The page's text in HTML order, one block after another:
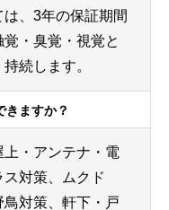
、3年の保証期間
・臭覚・視覚と
続します。
きますか？
・アンテナ・電
対策、ムクド
対策、軒下・戸